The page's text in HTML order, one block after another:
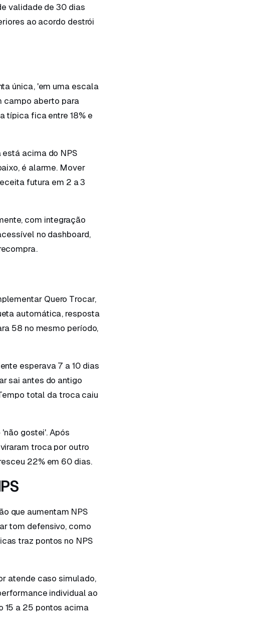
validade de 30 dias
ao acordo destrói
única, 'em uma escala
campo aberto para
típica fica entre 18% e
acima do NPS
é alarme. Mover
futura em 2 a 3
com integração
no dashboard,
Quero Trocar,
automática, resposta
58 no mesmo período,
esperava 7 a 10 dias
sai antes do antigo
total da troca caiu
gostei'. Após
troca por outro
22% em 60 dias.
que aumentam NPS
tom defensivo, como
traz pontos no NPS
atende caso simulado,
individual ao
15 a 25 pontos acima